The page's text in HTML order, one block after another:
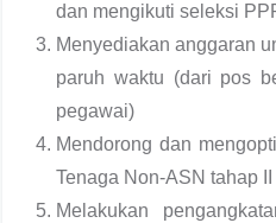
dan mengikuti seleksi
Menyediakan anggaran
paruh waktu (dari pos
pegawai)
Mendorong dan
Tenaga Non-ASN tahap II
Melakukan